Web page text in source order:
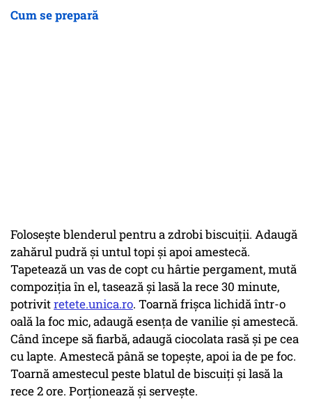
Cum se prepară
Folosește blenderul pentru a zdrobi biscuiții. Adaugă
zahărul pudră și untul topi și apoi amestecă.
Tapetează un vas de copt cu hârtie pergament, mută
compoziția în el, tasează și lasă la rece 30 minute,
potrivitretete.unica.ro. Toarnă frișca lichidă într-o
oală la foc mic, adaugă esența de vanilie și amestecă.
Când începe să fiarbă, adaugă ciocolata rasă și pe cea
cu lapte. Amestecă până se topește, apoi ia de pe foc.
Toarnă amestecul peste blatul de biscuiți și lasă la
rece 2 ore. Porționează și servește.